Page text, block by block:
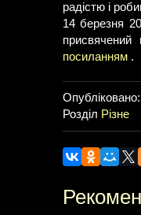
радістю і
14 березня
посиланням .
Розділ Різне